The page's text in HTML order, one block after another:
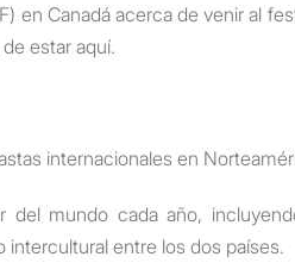
en Canadá acerca de venir al
estar aquí.
internacionales en
mundo cada año,
entre los dos países.